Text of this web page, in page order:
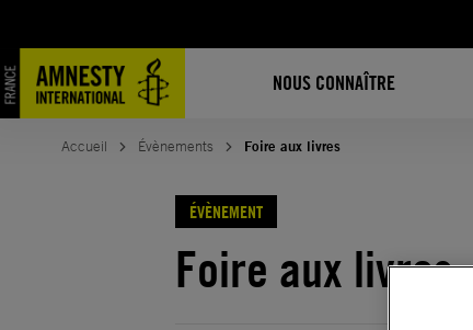
NOUS CONNAÎTRE
Accueil Évènements Foire aux livres
ÉVÈNEMENT
Foire aux livres